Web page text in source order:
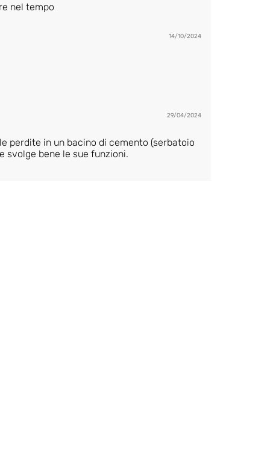
nel tempo
14/10/2024
29/04/2024
perdite in un bacino di cemento (serbatoio
svolge bene le sue funzioni.